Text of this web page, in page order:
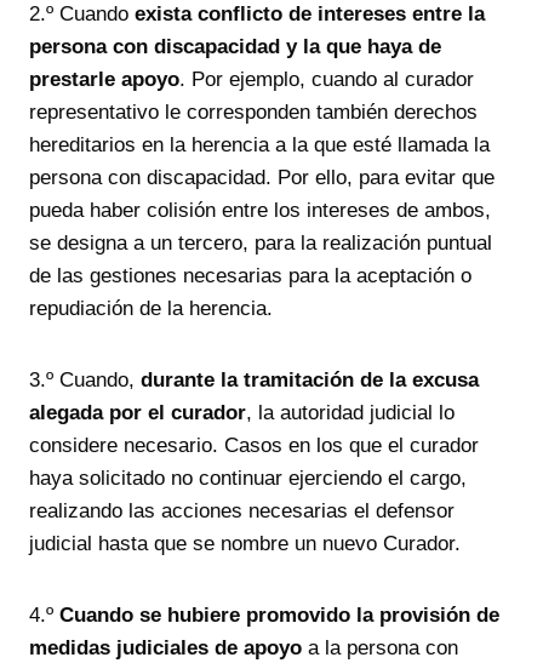
2.º Cuando exista conflicto de intereses entre la
persona con discapacidad y la que haya de
prestarle apoyo. Por ejemplo, cuando al curador
representativo le corresponden también derechos
hereditarios en la herencia a la que esté llamada la
persona con discapacidad. Por ello, para evitar que
pueda haber colisión entre los intereses de ambos,
se designa a un tercero, para la realización puntual
de las gestiones necesarias para la aceptación o
repudiación de la herencia.
3.º Cuando, durante la tramitación de la excusa
alegada por el curador, la autoridad judicial lo
considere necesario. Casos en los que el curador
haya solicitado no continuar ejerciendo el cargo,
realizando las acciones necesarias el defensor
judicial hasta que se nombre un nuevo Curador.
4.º Cuando se hubiere promovido la provisión de
medidas judiciales de apoyo a la persona con